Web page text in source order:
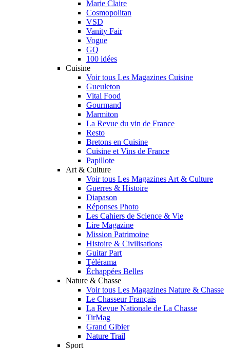
Marie Claire
Cosmopolitan
VSD
Vanity Fair
Vogue
GQ
100 idées
Cuisine
Voir tous Les Magazines Cuisine
Gueuleton
Vital Food
Gourmand
Marmiton
La Revue du vin de France
Resto
Bretons en Cuisine
Cuisine et Vins de France
Papillote
Art & Culture
Voir tous Les Magazines Art & Culture
Guerres & Histoire
Diapason
Réponses Photo
Les Cahiers de Science & Vie
Lire Magazine
Mission Patrimoine
Histoire & Civilisations
Guitar Part
Télérama
Échappées Belles
Nature & Chasse
Voir tous Les Magazines Nature & Chasse
Le Chasseur Français
La Revue Nationale de La Chasse
TirMag
Grand Gibier
Nature Trail
Sport